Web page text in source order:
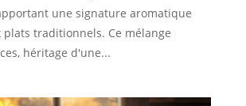
une signature aromatique
plats traditionnels. Ce mélange
héritage d'une...